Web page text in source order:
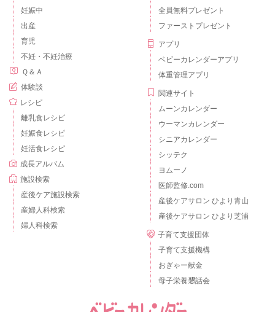
妊娠中
出産
育児
不妊・不妊治療
Ｑ＆Ａ
体験談
レシピ
離乳食レシピ
妊娠食レシピ
妊活食レシピ
成長アルバム
施設検索
産後ケア施設検索
産婦人科検索
婦人科検索
全員無料プレゼント
ファーストプレゼント
アプリ
ベビーカレンダーアプリ
体重管理アプリ
関連サイト
ムーンカレンダー
ウーマンカレンダー
シニアカレンダー
シッテク
ヨムーノ
医師監修.com
産後ケアサロン ひより青山
産後ケアサロン ひより芝浦
子育て支援団体
子育て支援機構
おぎゃー献金
母子栄養懇話会